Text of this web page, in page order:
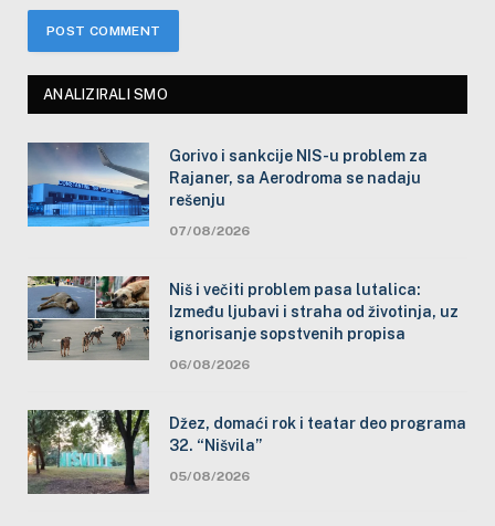
ANALIZIRALI SMO
Gorivo i sankcije NIS-u problem za
Rajaner, sa Aerodroma se nadaju
rešenju
07/08/2026
Niš i večiti problem pasa lutalica:
Između ljubavi i straha od životinja, uz
ignorisanje sopstvenih propisa
06/08/2026
Džez, domaći rok i teatar deo programa
32. “Nišvila”
05/08/2026